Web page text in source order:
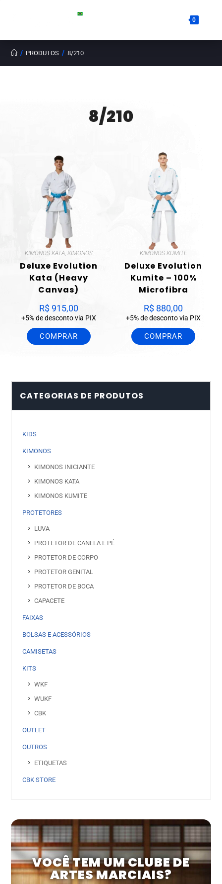
0
8/210
/ PRODUTOS / 8/210
KIMONOS KATA, KIMONOS
Deluxe Evolution
Kata (Heavy
Canvas)
R$915,00
+5% de desconto via PIX
COMPRAR
KIMONOS KUMITE
Deluxe Evolution
Kumite – 100%
Microfibra
R$ 880,00
+5% de desconto via PIX
COMPRAR
CATEGORIAS DE PRODUTOS
KIDS
KIMONOS
KIMONOS INICIANTE
KIMONOS KATA
KIMONOS KUMITE
PROTETORES
LUVA
PROTETOR DE CANELA E PÉ
PROTETOR DE CORPO
PROTETOR GENITAL
PROTETOR DE BOCA
CAPACETE
FAIXAS
BOLSAS E ACESSÓRIOS
CAMISETAS
KITS
WKF
WUKF
CBK
OUTLET
OUTROS
ETIQUETAS
CBK STORE
VOCÊ TEM UM CLUBE DE
ARTES MARCIAIS?